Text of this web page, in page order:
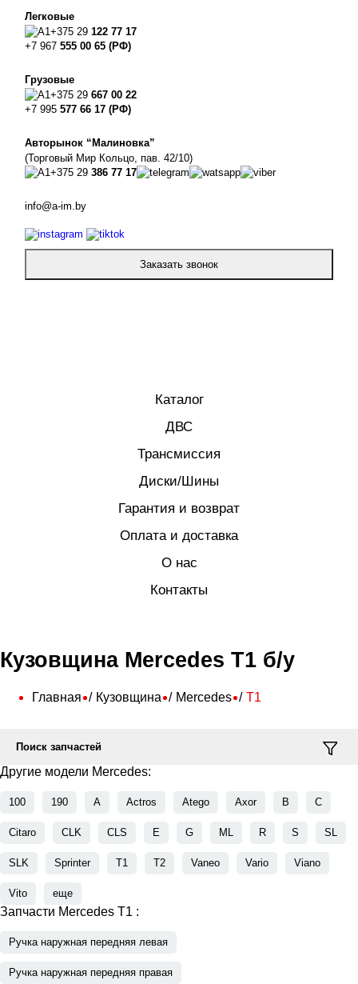
Легковые
+375 29 122 77 17
+7 967 555 00 65 (РФ)
Грузовые
+375 29 667 00 22
+7 995 577 66 17 (РФ)
Авторынок “Малиновка”
(Торговый Мир Кольцо, пав. 42/10)
+375 29 386 77 17
info@a-im.by
Заказать звонок
Каталог
ДВС
Трансмиссия
Диски/Шины
Гарантия и возврат
Оплата и доставка
О нас
Контакты
Кузовщина Mercedes T1 б/у
Главная Кузовщина Mercedes T1
Поиск запчастей
Другие модели Mercedes:
100 190 A Actros Atego Axor B C
Citaro CLK CLS E G ML R S SL
SLK Sprinter T1 T2 Vaneo Vario Viano
Vito еще
Запчасти Mercedes T1 :
Ручка наружная передняя левая
Ручка наружная передняя правая